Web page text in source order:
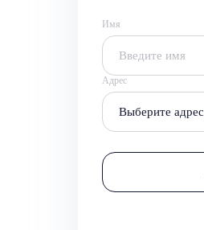
Имя
Адрес
Выберите адрес